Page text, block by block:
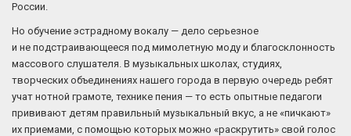
России.
Но обучение эстрадному вокалу — дело серьезное
и не подстраивающееся под мимолетную моду и благосклонность
массового слушателя. В музыкальных школах, студиях,
творческих объединениях нашего города в первую очередь ребят
учат нотной грамоте, технике пения — то есть опытные педагоги
прививают детям правильный музыкальный вкус, а не «пичкают»
их приемами, с помощью которых можно «раскрутить» свой голос